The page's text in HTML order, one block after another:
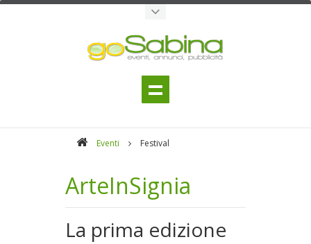
Eventi Festival
ArteInSignia
La prima edizione